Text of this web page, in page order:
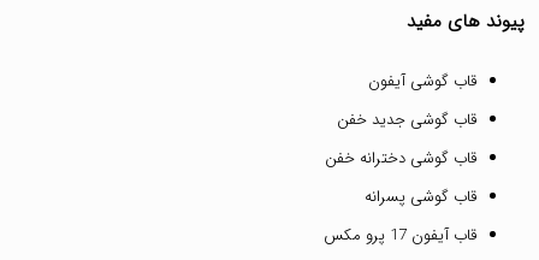
پیوند های مفید
قاب گوشی آیفون
قاب گوشی جدید خفن
قاب گوشی دخترانه خفن
قاب گوشی پسرانه
قاب آیفون 17 پرو مکس